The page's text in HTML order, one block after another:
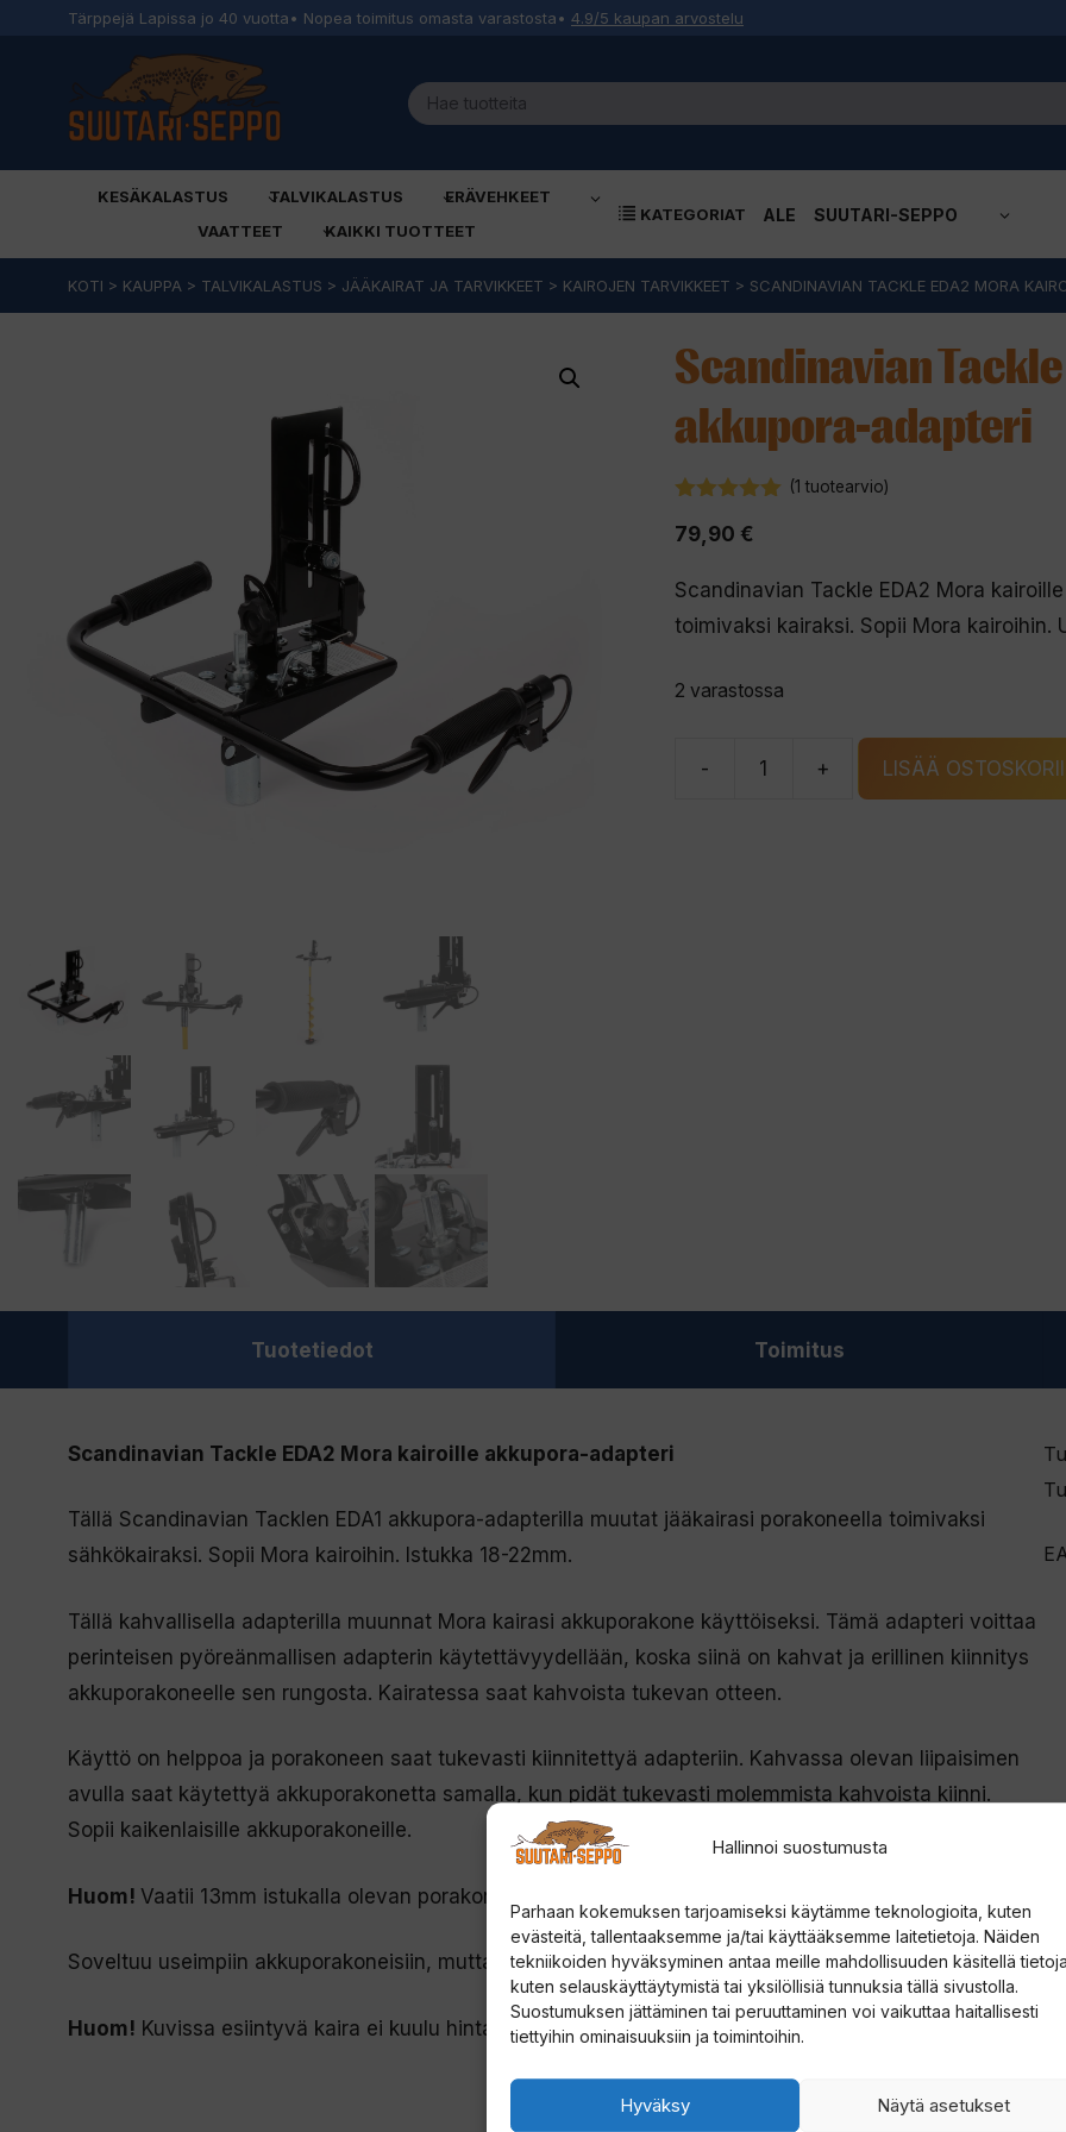
Hallinnoi suostumusta
Parhaan kokemuksen tarjoamiseksi käytämme teknologioita, kuten
evästeitä, tallentaaksemme ja/tai käyttääksemme laitetietoja. Näiden
tekniikoiden hyväksyminen antaa meille mahdollisuuden käsitellä
kuten selauskäyttäytymistä tai yksilöllisiä tunnuksia tällä sivustolla.
Suostumuksen jättäminen tai peruuttaminen voi vaikuttaa haitallisesti
tiettyihin ominaisuuksiin ja toimintoihin.
Hyväksy Näytä asetukset
Tärppejä Lapissa jo 40 vuotta• Nopea toimitus omasta varastosta• 4.9/5 kaupan arvostelu
KESÄKALASTUS TALVIKALASTUS
ERÄVEHKEET
VAATTEET
KAIKKI TUOTTEET
KATEGORIAT ALE SUUTARI-SEPPO
sisältöön
KOTI > KAUPPA > TALVIKALASTUS > JÄÄKAIRAT JA TARVIKKEET > KAIROJEN TARVIKKEET > SCANDINAVIAN TACKLE EDA2 MORA
Scandinavian
akkupora-adapteri
(1 tuotearvio)
79,90 €
Scandinavian Tackle EDA2 Mora
toimivaksi kairaksi. Sopii Mora kairoihin.
2 varastossa
- + LISÄÄ
Tuotetiedot Toimitus
Scandinavian Tackle EDA2 Mora kairoille akkupora-adapteri
Tällä Scandinavian Tacklen EDA1 akkupora-adapterilla muutat jääkairasi porakoneella toimivaksi
sähkökairaksi. Sopii Mora kairoihin. Istukka 18-22mm.
Tällä kahvallisella adapterilla muunnat Mora kairasi akkuporakone käyttöiseksi. Tämä adapteri voittaa
perinteisen pyöreänmallisen adapterin käytettävyydellään, koska siinä on kahvat ja erillinen kiinnitys
akkuporakoneelle sen rungosta. Kairatessa saat kahvoista tukevan otteen.
Käyttö on helppoa ja porakoneen saat tukevasti kiinnitettyä adapteriin. Kahvassa olevan liipaisimen
avulla saat käytettyä akkuporakonetta samalla, kun pidät tukevasti molemmista kahvoista kiinni.
Sopii kaikenlaisille akkuporakoneille.
Huom! Vaatii 13mm istukalla olevan porakoneen
Soveltuu useimpiin akkuporakoneisiin, mutta ei ns. ”lyhytnokkaisiin” malleihin
Huom! Kuvissa esiintyvä kaira ei kuulu hintaan